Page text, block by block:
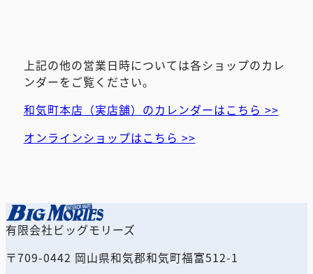
上記の他の営業日時については各ショップのカレ
ンダーをご覧ください。
和気町本店（実店舗）のカレンダーはこちら >>
オンラインショップはこちら >>
有限会社ビッグモリーズ
〒709-0442 岡山県和気郡和気町福富512-1